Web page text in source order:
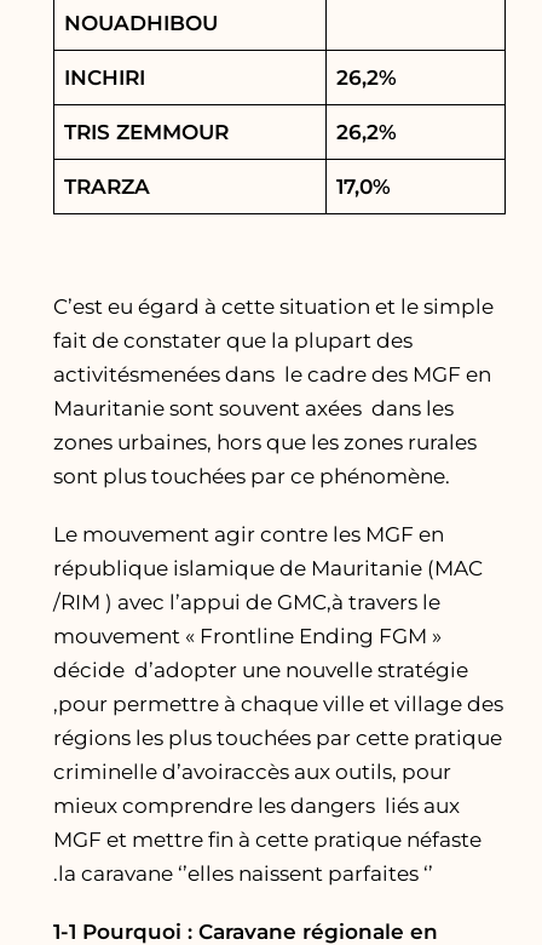
NOUADHIBOU
INCHIRI 26,2%
TRIS ZEMMOUR 26,2%
TRARZA 17,0%
C’est eu égard à cette situation et le simple
fait de constater que la plupart des
activitésmenées dans le cadre des MGF en
Mauritanie sont souvent axées dans les
zones urbaines, hors que les zones rurales
sont plus touchées par ce phénomène.
Le mouvement agir contre les MGF en
république islamique de Mauritanie (MAC
/RIM ) avec l’appui de GMC,à travers le
mouvement « Frontline Ending FGM »
décide d’adopter une nouvelle stratégie
,pour permettre à chaque ville et village des
régions les plus touchées par cette pratique
criminelle d’avoiraccès aux outils, pour
mieux comprendre les dangers liés aux
MGF et mettre fin à cette pratique néfaste
.la caravane ‘’elles naissent parfaites ‘’
1-1 Pourquoi : Caravane régionale en